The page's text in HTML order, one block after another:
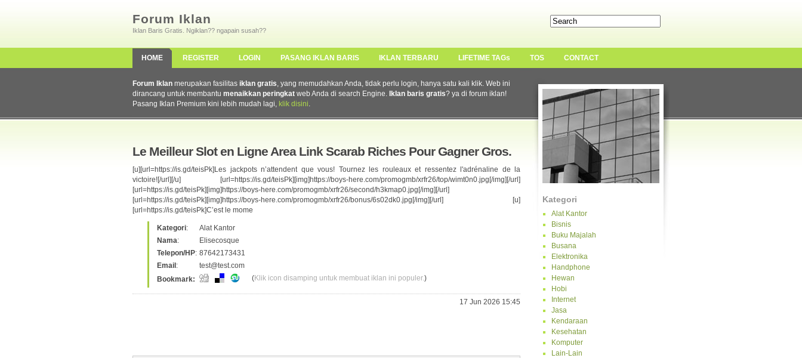
Forum Iklan
Iklan Baris Gratis. Ngiklan?? ngapain susah??
HOME REGISTER LOGIN PASANG IKLAN BARIS IKLAN TERBARU LIFETIME TAGs TOS CONTACT
Kategori
Alat Kantor
Bisnis
Buku Majalah
Busana
Elektronika
Handphone
Hewan
Hobi
Internet
Jasa
Kendaraan
Kesehatan
Komputer
Lain-Lain
Forum Iklan merupakan fasilitas iklan gratis, yang memudahkan Anda, tidak perlu login, hanya satu kali klik. Web ini
dirancang untuk membantu menaikkan peringkat web Anda di search Engine. Iklan baris gratis? ya di forum iklan!
Pasang Iklan Premium kini lebih mudah lagi, klik disini.
Le Meilleur Slot en Ligne Area Link Scarab Riches Pour Gagner Gros.
[u][url=https://is.gd/teisPk]Les jackpots n’attendent que vous! Tournez les rouleaux et ressentez l'adrénaline de la
victoire![/url][/u] [url=https://is.gd/teisPk][img]https://boys-here.com/promogmb/xrfr26/top/wimt0n0.jpg[/img][/url]
[url=https://is.gd/teisPk][img]https://boys-here.com/promogmb/xrfr26/second/h3kmap0.jpg[/img][/url]
[url=https://is.gd/teisPk][img]https://boys-here.com/promogmb/xrfr26/bonus/6s02dk0.jpg[/img][/url] [u]
[url=https://is.gd/teisPk]C’est le mome
Kategori:
Alat Kantor
Nama:
Elisecosque
Telepon/HP: 87642173431
Email :
test@test.com
Bookmark:
(Klik icon disamping untuk membuat iklan ini populer.)
17 Jun 2026 15:45